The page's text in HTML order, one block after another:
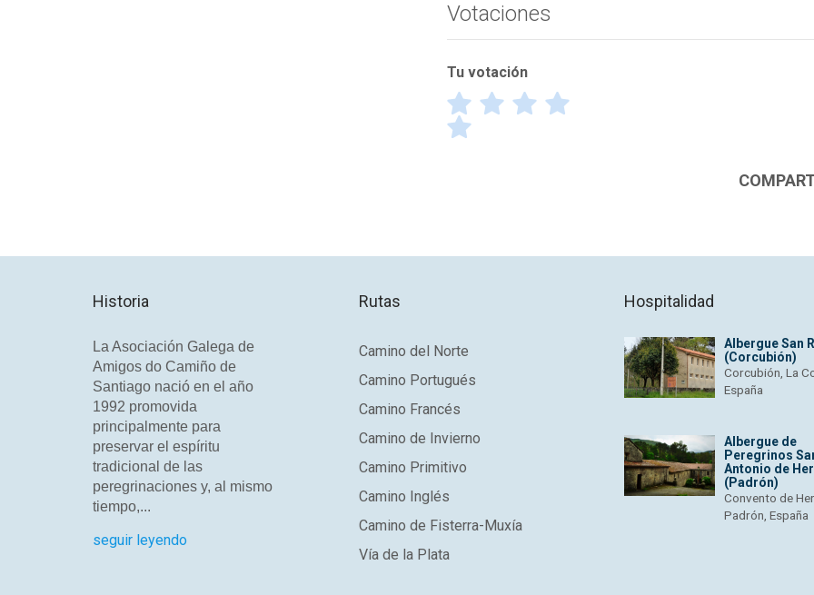
Votaciones
Tu votación
Historia
La Asociación Galega de
Amigos do Camiño de
Santiago nació en el año
1992 promovida
principalmente para
preservar el espíritu
tradicional de las
peregrinaciones y, al mismo
tiempo,...
seguir leyendo
Rutas
Camino del Norte
Camino Portugués
Camino Francés
Camino de Invierno
Camino Primitivo
Camino Inglés
Camino de Fisterra-Muxía
Vía de la Plata
Hospitalidad
Albergue San
(Corcubión)
Corcubión, La
España
Albergue de
Peregrinos
Antonio de
(Padrón)
Convento de
Padrón, España